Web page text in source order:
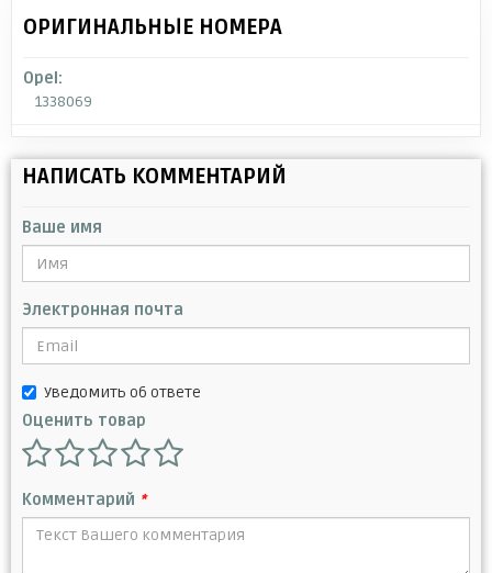
ОРИГИНАЛЬНЫЕ НОМЕРА
Opel:
1338069
НАПИСАТЬ КОММЕНТАРИЙ
Ваше имя
Электронная почта
Уведомить об ответе
Оценить товар
Комментарий *